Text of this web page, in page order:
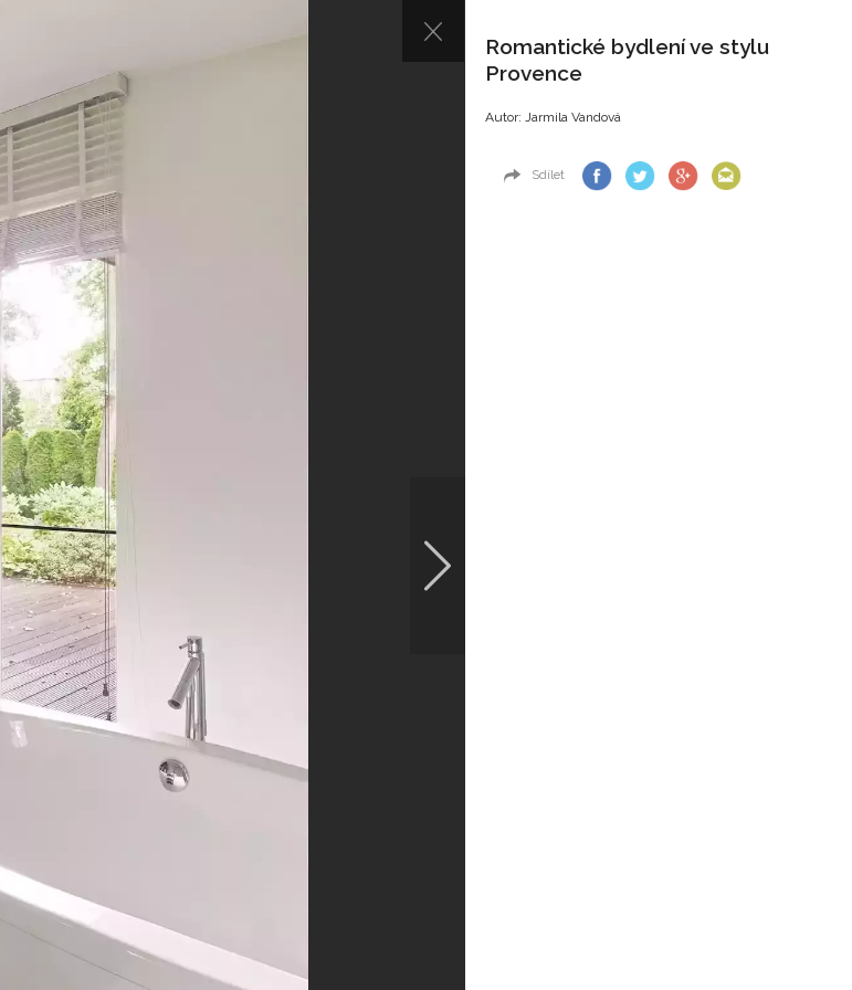
Romantické bydlení ve stylu
Provence
Autor: Jarmila Vandová
Sdílet